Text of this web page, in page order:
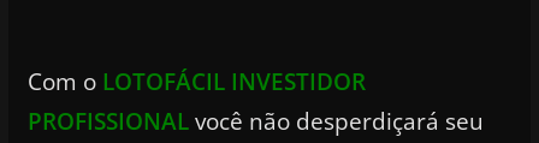
Com o LOTOFÁCIL INVESTIDOR
PROFISSIONAL você não desperdiçará seu